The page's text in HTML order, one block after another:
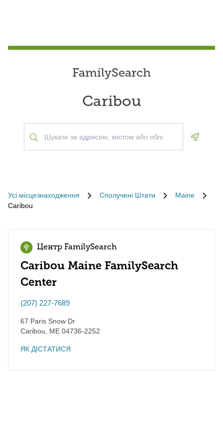
FamilySearch
Caribou
Усі місцезнаходження Сполучені Штати
Maine
Caribou
Центр FamilySearch
Caribou Maine FamilySearch
Center
(207) 227-7689
67 Paris Snow Dr
Caribou
ME 04736-2252
ЯК ДІСТАТИСЯ